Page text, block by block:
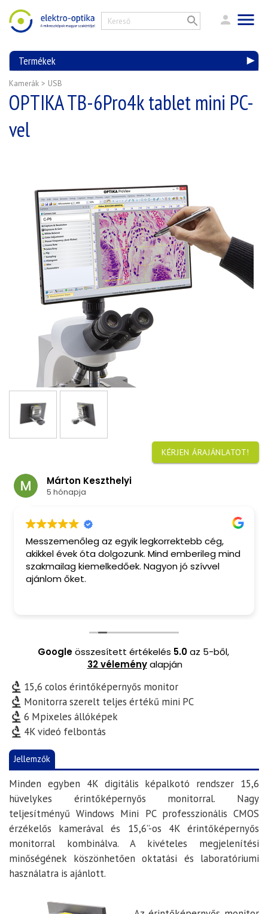
Termékek
Kamerák > USB
OPTIKA TB-6Pro4k tablet mini PC-
vel
KÉRJEN ÁRAJÁNLATOT!
Márton Keszthelyi
5 hónapja
Messzemenőleg az egyik legkorrektebb cég,
akikkel évek óta dolgozunk. Mind emberileg mind
szakmailag kiemelkedőek. Nagyon jó szívvel
ajánlom őket.
Googleösszesített értékelés 5.0az 5-ből,
32 véleményalapján
15,6 colos érintőképernyős monitor
Monitorra szerelt teljes értékű mini PC
6 Mpixeles állóképek
4K videó felbontás
Jellemzők
Minden egyben 4K digitális képalkotó rendszer 15,6
hüvelykes érintőképernyős monitorral. Nagy
teljesítményű Windows Mini PC professzionális CMOS
érzékelős kamerával és 15,6”-os 4K érintőképernyős
monitorral kombinálva. A kivételes megjelenítési
minőségének köszönhetően oktatási és laboratóriumi
használatra is ajánlott.